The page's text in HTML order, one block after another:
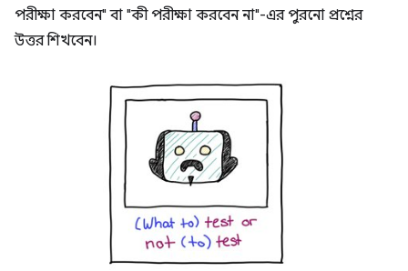
পরীক্ষা করবেন" বা "কী পরীক্ষা করবেন না"-এর পুরনো প্রশ্নের
উত্তর শিখবেন।